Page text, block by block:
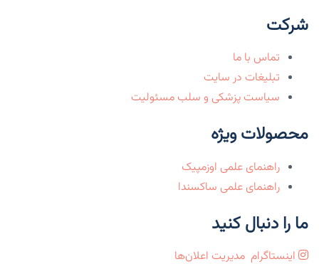
شرکت
تماس با ما
تبلیغات در سایت
سیاست پزشکی و سلب مسئولیت
محصولات ویژه
راهنمای علمی اوزمپیک
راهنمای علمی ساکسندا
ما را دنبال کنید
اینستاگرام مدیریت اعلان‌ها